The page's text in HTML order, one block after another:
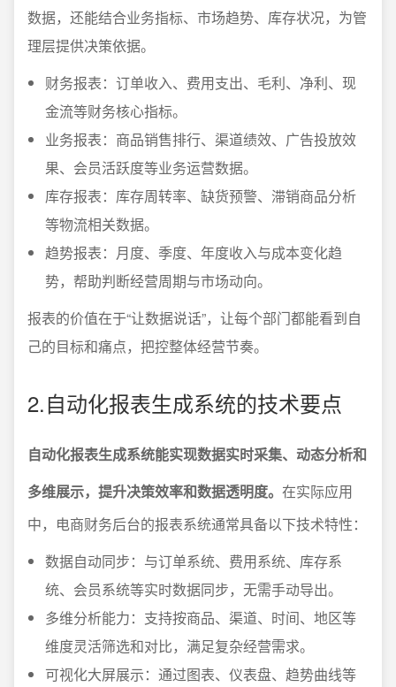
数据，还能结合业务指标、市场趋势、库存状况，为管
理层提供决策依据。
财务报表：订单收入、费用支出、毛利、净利、现
金流等财务核心指标。
业务报表：商品销售排行、渠道绩效、广告投放效
果、会员活跃度等业务运营数据。
库存报表：库存周转率、缺货预警、滞销商品分析
等物流相关数据。
趋势报表：月度、季度、年度收入与成本变化趋
势，帮助判断经营周期与市场动向。
报表的价值在于“让数据说话”，让每个部门都能看到自
己的目标和痛点，把控整体经营节奏。
2.自动化报表生成系统的技术要点
自动化报表生成系统能实现数据实时采集、动态分析和
多维展示，提升决策效率和数据透明度。 在实际应用
中，电商财务后台的报表系统通常具备以下技术特性：
数据自动同步：与订单系统、费用系统、库存系
统、会员系统等实时数据同步，无需手动导出。
多维分析能力：支持按商品、渠道、时间、地区等
维度灵活筛选和对比，满足复杂经营需求。
可视化大屏展示：通过图表、仪表盘、趋势曲线等